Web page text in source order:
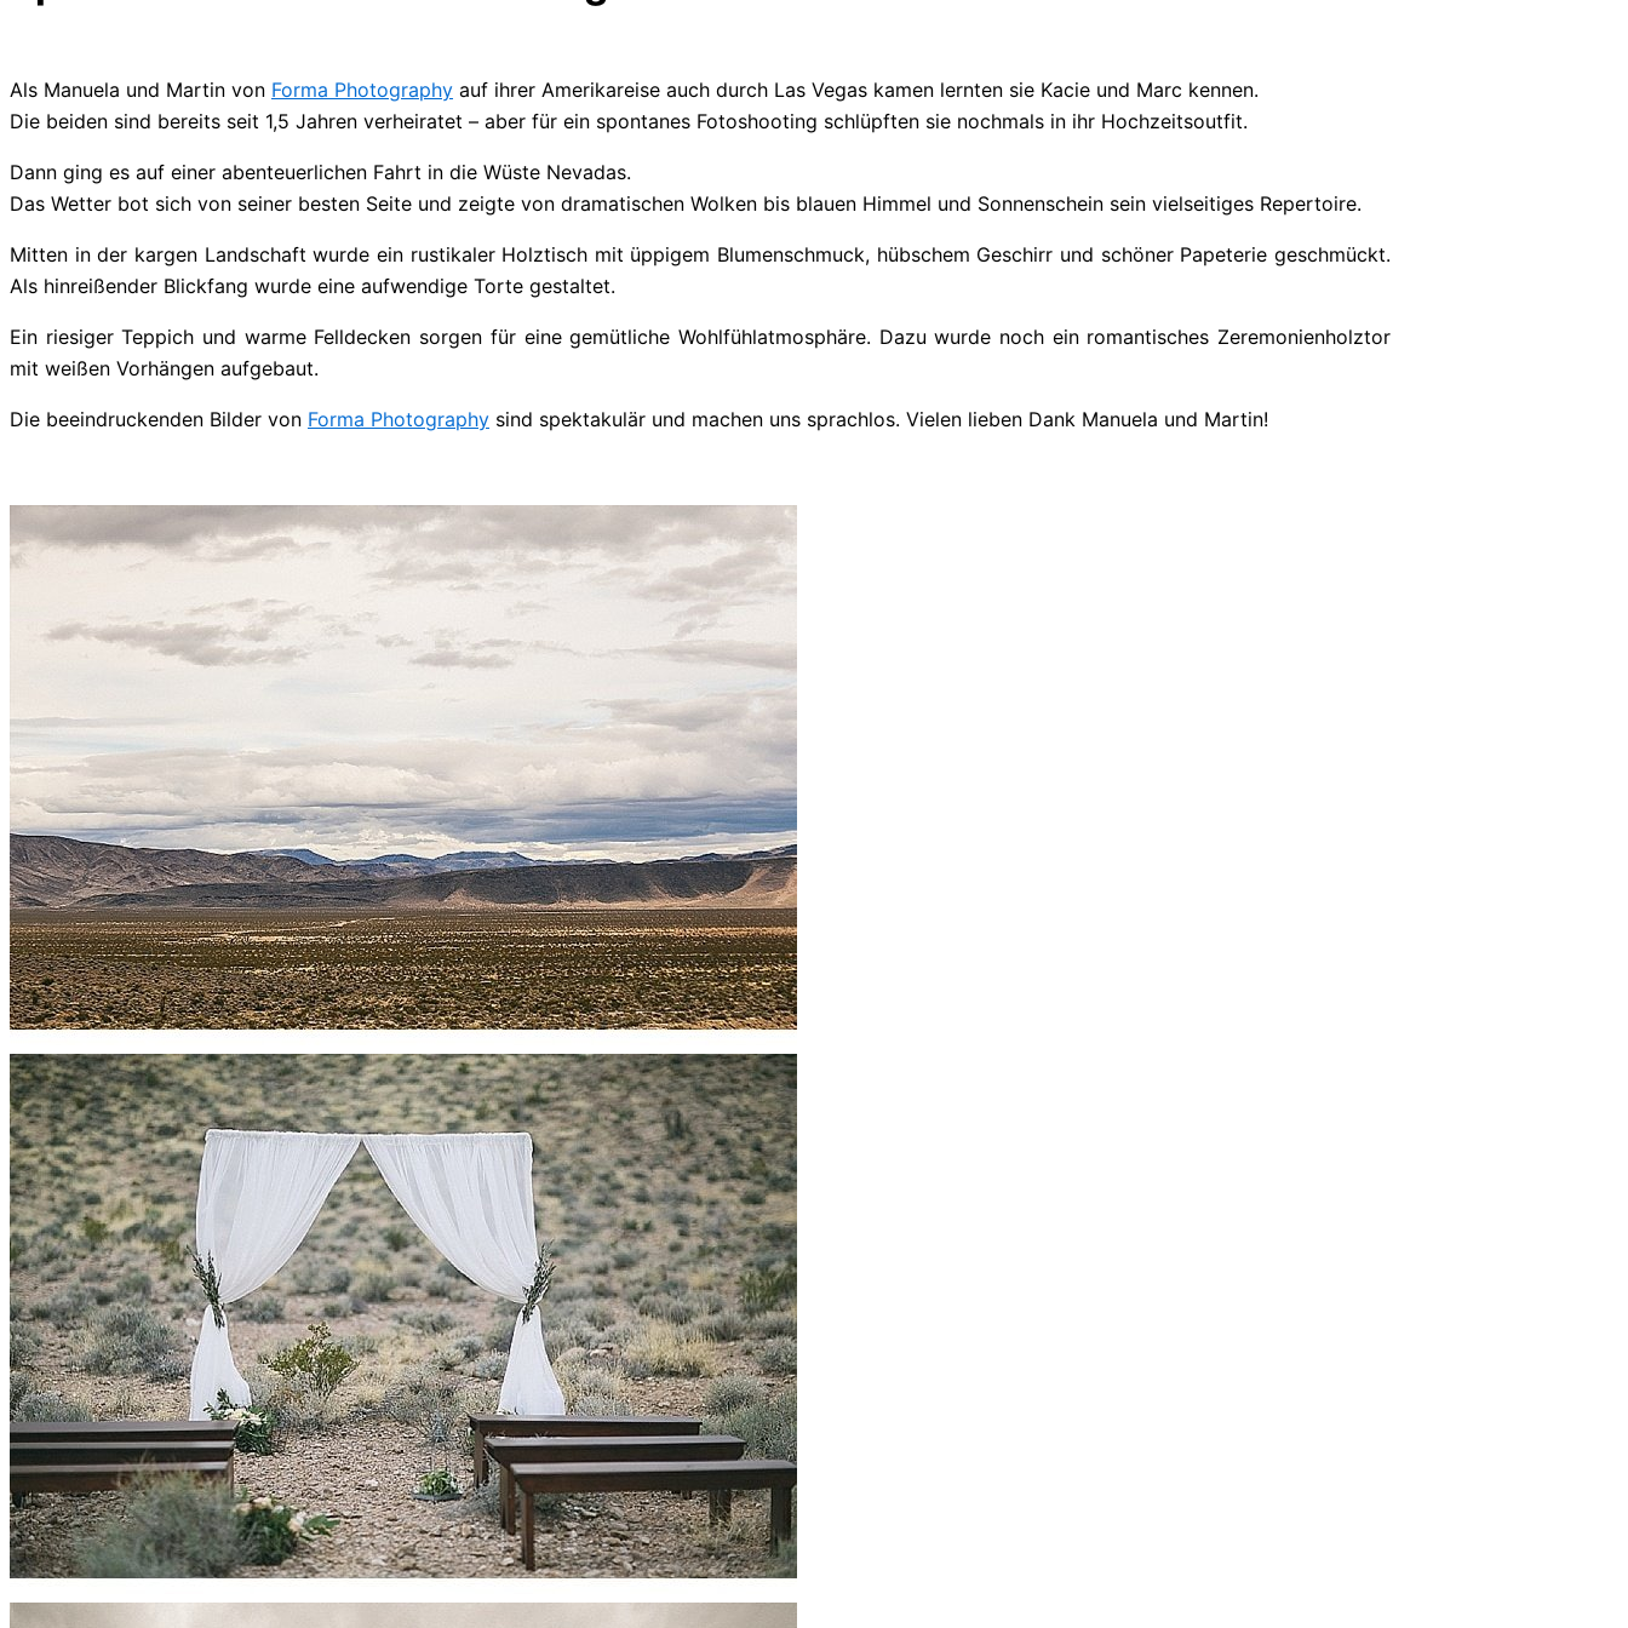
Als Manuela und Martin von Forma Photography auf ihrer Amerikareise auch durch Las Vegas kamen lernten sie Kacie und Marc kennen.
Die beiden sind bereits seit 1,5 Jahren verheiratet – aber für ein spontanes Fotoshooting schlüpften sie nochmals in ihr Hochzeitsoutfit.
Dann ging es auf einer abenteuerlichen Fahrt in die Wüste Nevadas.
Das Wetter bot sich von seiner besten Seite und zeigte von dramatischen Wolken bis blauen Himmel und Sonnenschein sein vielseitiges Repertoire.
Mitten in der kargen Landschaft wurde ein rustikaler Holztisch mit üppigem Blumenschmuck, hübschem Geschirr und schöner Papeterie geschmückt.
Als hinreißender Blickfang wurde eine aufwendige Torte gestaltet.
Ein riesiger Teppich und warme Felldecken sorgen für eine gemütliche Wohlfühlatmosphäre. Dazu wurde noch ein romantisches Zeremonienholztor
mit weißen Vorhängen aufgebaut.
Die beeindruckenden Bilder von Forma Photography sind spektakulär und machen uns sprachlos. Vielen lieben Dank Manuela und Martin!